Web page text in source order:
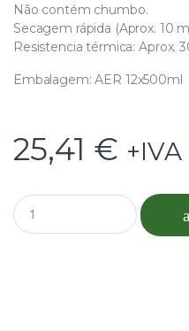
Não contém chumbo.
Secagem rápida (Aprox. 10
Resistencia térmica: Aprox.
Embalagem: AER 12x500ml
25,41 € +IVA
Q
u